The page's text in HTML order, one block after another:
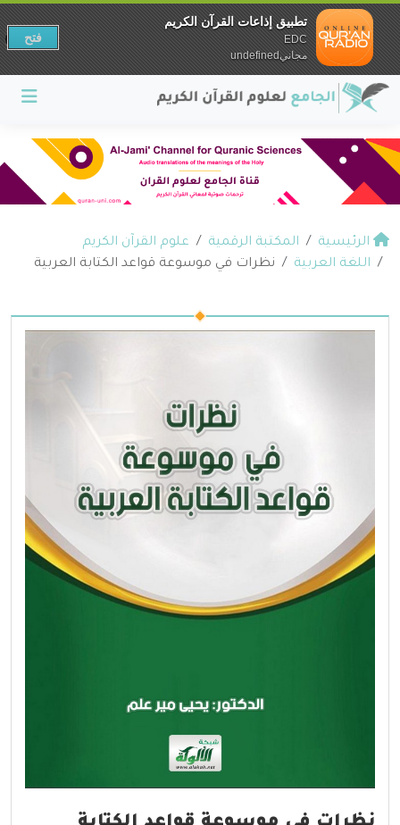
الرئيسية المكتبة الرقمية
علوم القرآن الكريم
اللغة العربية
نظرات في موسوعة قواعد الكتابة العربية
تطبيق إذاعات القرآن الكريم
EDC
مجانيundefined
فتح